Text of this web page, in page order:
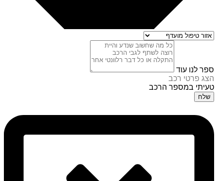
ספר לנו עוד
הצג פרטי רכב
טעיתי במספר הרכב
שלח